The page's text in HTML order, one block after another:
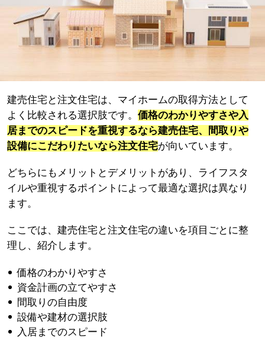
建売住宅と注文住宅は、マイホームの取得方法として
よく比較される選択肢です。 価格のわかりやすさや入
居までのスピードを重視するなら建売住宅、間取りや
設備にこだわりたいなら注文住宅が向いています。
どちらにもメリットとデメリットがあり、ライフスタ
イルや重視するポイントによって最適な選択は異なり
ます。
ここでは、建売住宅と注文住宅の違いを項目ごとに整
理し、紹介します。
価格のわかりやすさ
資金計画の立てやすさ
間取りの自由度
設備や建材の選択肢
入居までのスピード